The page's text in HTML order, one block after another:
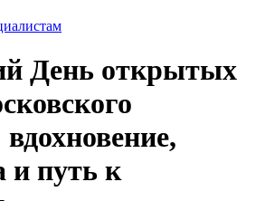
День открытых
и путь к